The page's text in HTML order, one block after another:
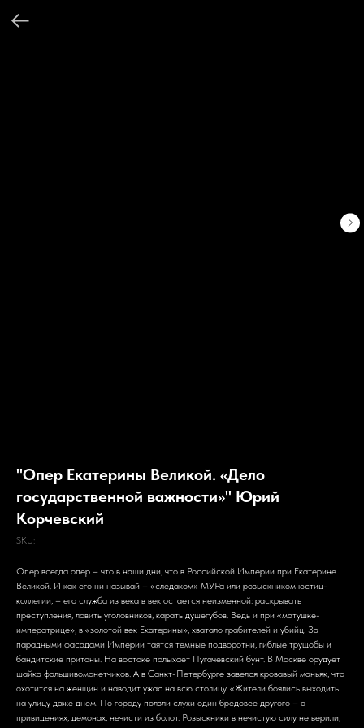
"Опер Екатерины Великой. «Дело
государственной важности»" Юрий
Корчевский
SKU:
Опер всегда опер – что в наши дни, что в Российской Империи при Екатерине
Великой. И как его ни называй – «следаком» МУРа или розыскником юстиц-
коллегии, – его служба из века в век остается неизменной: раскрывать
преступления, ловить уголовников, карать душегубов. Ведь и при «матушке-
императрице», в «золотой век Екатерины», хватало грабителей и убийц. За
парадными фасадами Империи таятся темные подворотни, гиблые трущобы и
бандитские притоны. На востоке полыхает Пугачевский бунт. В Москве орудует
шайка фальшивомонетчиков. А в Санкт-Петербурге завелся кровавый маньяк, что
охотится на женщин и наводит ужас на всю столицу. «Жители боялись выходить
на улицу даже днем. По городу ползли слухи один бредовее другого – о
привидениях, демонах, нечисти из болот. Розыскники в нечистую силу не верили,